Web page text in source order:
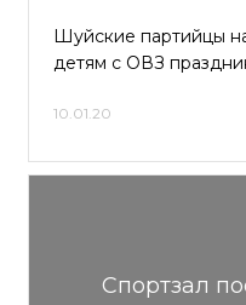
Шуйские партийцы
детям с ОВЗ
10.01.20
Спортзал